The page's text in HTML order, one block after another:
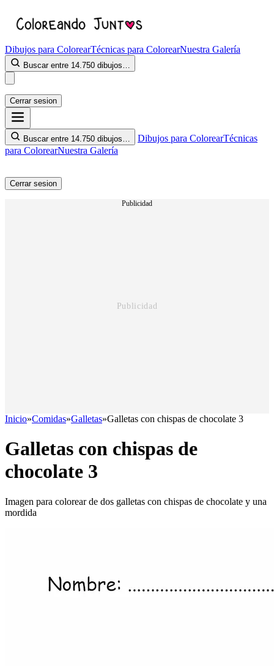
Dibujos para ColorearTécnicas para ColorearNuestra Galería
Buscar entre 14.750 dibujos…
Cerrar sesion
Buscar entre 14.750 dibujos… Dibujos para ColorearTécnicas
para ColorearNuestra Galería
Cerrar sesion
Publicidad
Inicio»Comidas»Galletas»Galletas con chispas de chocolate 3
Galletas con chispas de
chocolate 3
Imagen para colorear de dos galletas con chispas de chocolate y una
mordida